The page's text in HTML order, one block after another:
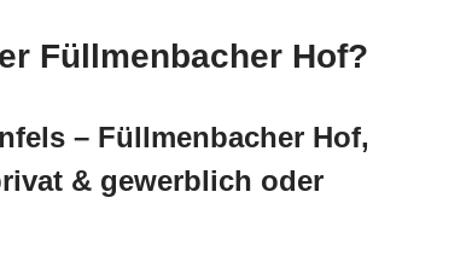
Füllmenbacher Hof?
– Füllmenbacher Hof,
& gewerblich oder